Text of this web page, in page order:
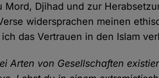
Djihad und zur
widersprachen meinen
das Vertrauen in den Islam
Arten von Gesellschaften